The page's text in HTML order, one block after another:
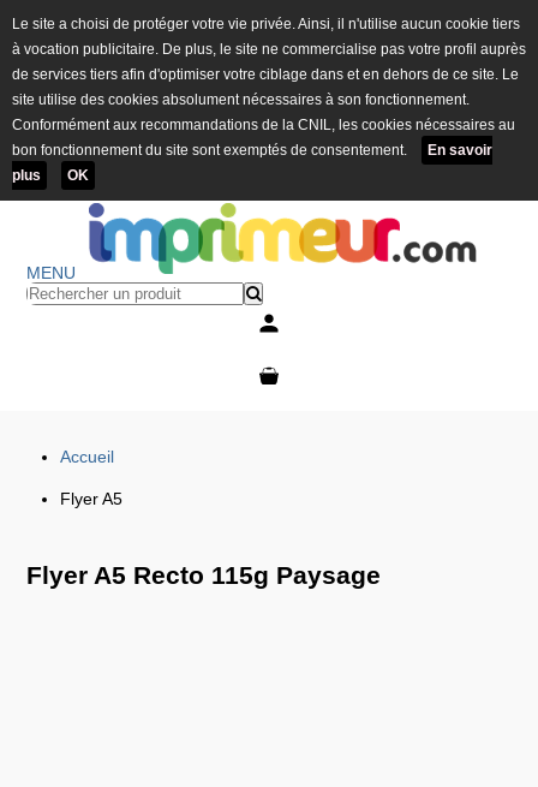
Le site a choisi de protéger votre vie privée. Ainsi, il n'utilise aucun cookie tiers
à vocation publicitaire. De plus, le site ne commercialise pas votre profil auprès
de services tiers afin d'optimiser votre ciblage dans et en dehors de ce site. Le
site utilise des cookies absolument nécessaires à son fonctionnement.
Conformément aux recommandations de la CNIL, les cookies nécessaires au
bon fonctionnement du site sont exemptés de consentement.
En savoir
plus
OK
MENU
Accueil
Flyer A5
Flyer A5 Recto 115g Paysage